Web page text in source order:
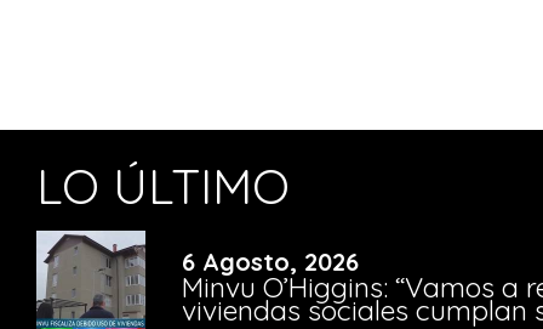
LO ÚLTIMO
6 Agosto, 2026
Minvu O’Higgins: “Vamos a
viviendas sociales cumplan